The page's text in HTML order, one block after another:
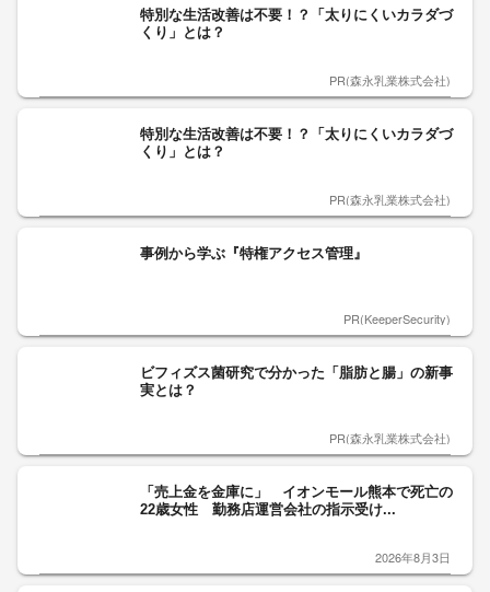
特別な生活改善は不要！？「太りにくいカラダづ
くり」とは？
PR(森永乳業株式会社)
特別な生活改善は不要！？「太りにくいカラダづ
くり」とは？
PR(森永乳業株式会社)
事例から学ぶ『特権アクセス管理』
PR(KeeperSecurity)
ビフィズス菌研究で分かった「脂肪と腸」の新事
実とは？
PR(森永乳業株式会社)
「売上金を金庫に」 イオンモール熊本で死亡の
22歳女性 勤務店運営会社の指示受け...
2026年8月3日